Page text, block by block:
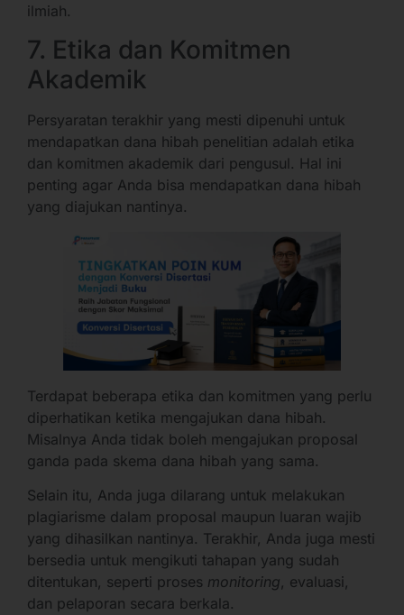
ilmiah.
7. Etika dan Komitmen
Akademik
Persyaratan terakhir yang mesti dipenuhi untuk
mendapatkan dana hibah penelitian adalah etika
dan komitmen akademik dari pengusul. Hal ini
penting agar Anda bisa mendapatkan dana hibah
yang diajukan nantinya.
Terdapat beberapa etika dan komitmen yang perlu
diperhatikan ketika mengajukan dana hibah.
Misalnya Anda tidak boleh mengajukan proposal
ganda pada skema dana hibah yang sama.
Selain itu, Anda juga dilarang untuk melakukan
plagiarisme dalam proposal maupun luaran wajib
yang dihasilkan nantinya. Terakhir, Anda juga mesti
bersedia untuk mengikuti tahapan yang sudah
ditentukan, seperti proses monitoring, evaluasi,
dan pelaporan secara berkala.